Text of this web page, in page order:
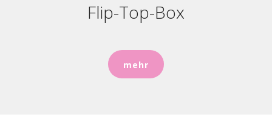
Flip-Top-Box
mehr